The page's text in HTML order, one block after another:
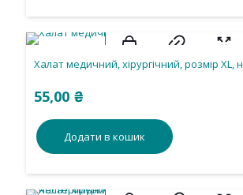
Халат медичний, хірургічний, розмір ХL,
55,00 ₴
Додати в кошик